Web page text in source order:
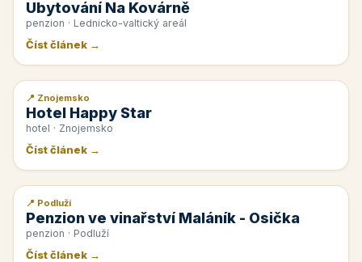
Ubytování Na Kovárně
penzion · Lednicko-valtický areál
Číst článek →
📰 PR článek
📍 Znojemsko
Hotel Happy Star
hotel · Znojemsko
Číst článek →
📰 PR článek
📍 Podluží
Penzion ve vinařství Maláník - Osička
penzion · Podluží
Číst článek →